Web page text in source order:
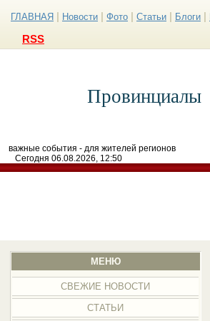
ГЛАВНАЯ Новости Фото Статьи Блоги
RSS
Провинциалы
важные события - для жителей регионов
Сегодня 06.08.2026, 12:50
МЕНЮ
СВЕЖИЕ НОВОСТИ
СТАТЬИ